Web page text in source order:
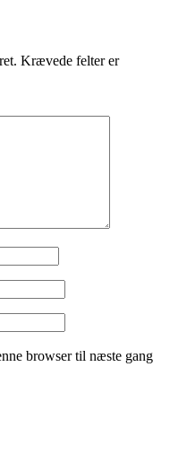
Krævede felter er
browser til næste gang